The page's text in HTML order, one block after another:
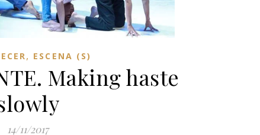
, ESCENA (S)
Making haste
14/11/2017